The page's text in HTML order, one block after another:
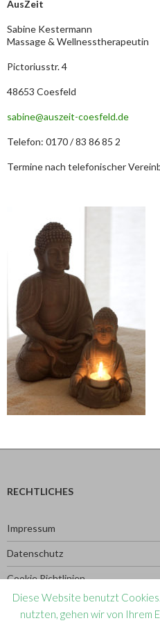
AusZeit
Sabine Kestermann
Massage & Wellnesstherapeutin
Pictoriusstr. 4
48653 Coesfeld
sabine@auszeit-coesfeld.de
Telefon: 0170 / 83 86 85 2
Termine nach telefonischer
RECHTLICHES
Impressum
Datenschutz
Cookie Richtlinien
Diese Website benutzt
nutzten, gehen wir von Ihrem